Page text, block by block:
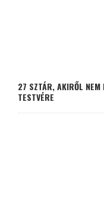
27 SZTÁR, AKIRŐL NEM
TESTVÉRE